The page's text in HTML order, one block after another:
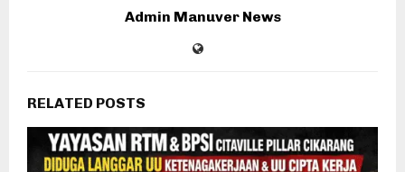
Admin Manuver News
RELATED POSTS